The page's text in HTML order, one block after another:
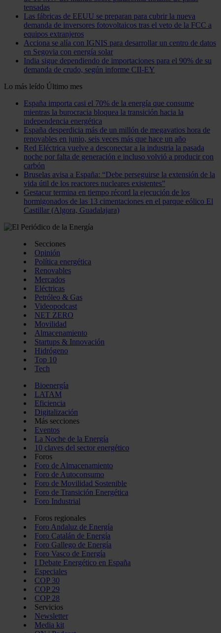
tensadas
Las fábricas de EEUU se preparan para cubrir la nueva
demanda de inversores fotovoltaicos tras el veto de la FCC a
equipos extranjeros
Acciona se alía con IGNIS para desarrollar un centro de datos
en Segovia con energía solar
India sigue dependiendo de importaciones para el 90% de su
demanda de crudo, según informe CII-EY
Lo más leído Último mes
España importa casi el 70% de la energía que consume
mientras la burocracia bloquea la transición hacia la
independencia energética
España desperdicia más de un millón de megavatios hora de
renovables en junio, seis veces más que hace un año
Red Eléctrica vuelve a desconectar a la industria la pasada
noche por falta de generación e incluso volvió a producir con
carbón
Bruselas avisa a España: “Debe perseguirse la extensión de la
vida útil de los reactores nucleares existentes”
Gestacur termina en tiempo récord la ejecución de los
hormigonados de las 13 cimentaciones en el parque eólico El
Castillar (Algora, Guadalajara)
Secciones
Opinión
Política energética
Renovables
Mercados
Eléctricas
Petróleo & Gas
Videopodcast
NET ZERO
Movilidad
Almacenamiento
Startups & Innovación
Hidrógeno
Top 10
Tech
Bioenergía
LATAM
Eficiencia
Digitalización
Más secciones
Eventos
La Noche de la Energía
10 claves del sector energético
Foros
Foro de Almacenamiento
Foro de Autoconsumo
Foro de Movilidad Sostenible
Foro de Transición Energética
Foro Industrial
Foros regionales
Foro Andaluz de Energía
Foro Catalán de Energía
Foro Gallego de Energía
Foro Vasco de Energía
I Debate Energético en España
Especiales
COP 30
COP 29
COP 28
Servicios
Newsletter
Media kit